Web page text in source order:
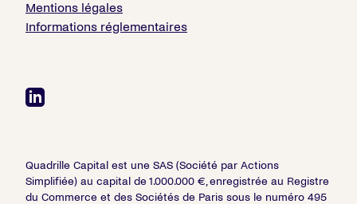
Mentions légales
Informations réglementaires
Quadrille Capital est une SAS (Société par Actions
Simplifiée) au capital de 1.000.000 €, enregistrée au Registre
du Commerce et des Sociétés de Paris sous le numéro 495